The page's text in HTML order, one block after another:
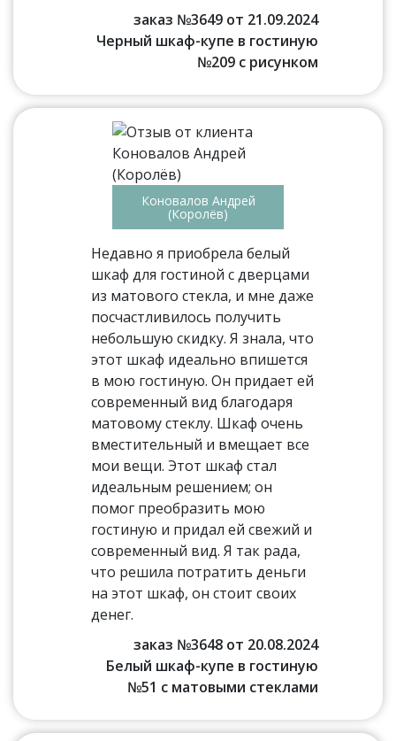
заказ №3649 от 21.09.2024
Черный шкаф-купе в гостиную
№209 с рисунком
Коновалов Андрей
(Королёв)
Недавно я приобрела белый
шкаф для гостиной с дверцами
из матового стекла, и мне даже
посчастливилось получить
небольшую скидку. Я знала, что
этот шкаф идеально впишется
в мою гостиную. Он придает ей
современный вид благодаря
матовому стеклу. Шкаф очень
вместительный и вмещает все
мои вещи. Этот шкаф стал
идеальным решением; он
помог преобразить мою
гостиную и придал ей свежий и
современный вид. Я так рада,
что решила потратить деньги
на этот шкаф, он стоит своих
денег.
заказ №3648 от 20.08.2024
Белый шкаф-купе в гостиную
№51 с матовыми стеклами